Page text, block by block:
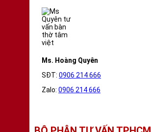
Ms. Hoàng Quyên
SĐT: 0906 214 666
Zalo: 0906 214 666